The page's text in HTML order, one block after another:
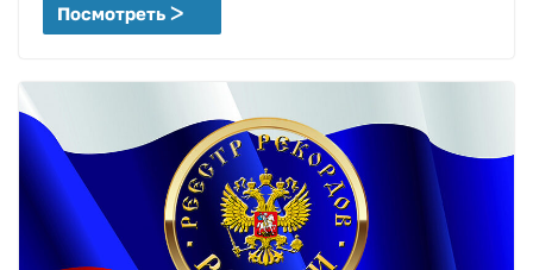
Посмотреть ᐳ